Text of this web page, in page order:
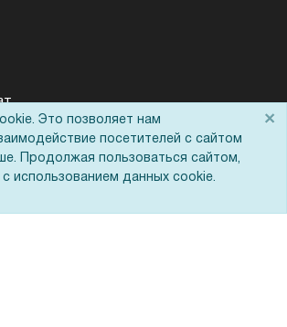
Это позволяет нам
посетителей с сайтом
Продолжая пользоваться сайтом,
использованием данных cookie.
×
приложение при
Не показывать